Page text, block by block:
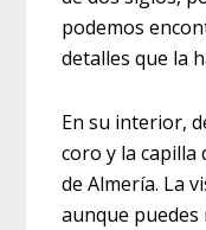
podemos
detalles que la
En su interior,
coro y la capilla
de Almería. La
aunque